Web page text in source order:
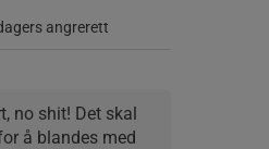
angrerett
no shit! Det skal
å blandes med